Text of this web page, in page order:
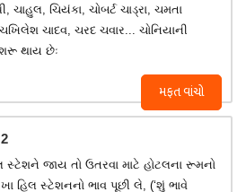
મફત વાંચો
ચાહુલ, ચિયંકા, ચોબર્ટ ચાડ્રા, ચમતા
ચાદવ, ચરદ ચવાર... ચોનિયાની
શરૂ થાય છેઃ
સ્ટેશને જાય તો ઉતરવા માટે હોટલના રૂમનો
હિલ સ્ટેશનનો ભાવ પૂછી લે, (‘શું ભાવે